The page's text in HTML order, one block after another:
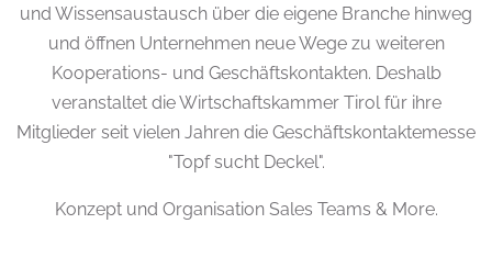
und Wissensaustausch über die eigene Branche hinweg
und öffnen Unternehmen neue Wege zu weiteren
Kooperations- und Geschäftskontakten. Deshalb
veranstaltet die Wirtschaftskammer Tirol für ihre
Mitglieder seit vielen Jahren die Geschäftskontaktemesse
"Topf sucht Deckel".
Konzept und Organisation Sales Teams & More.